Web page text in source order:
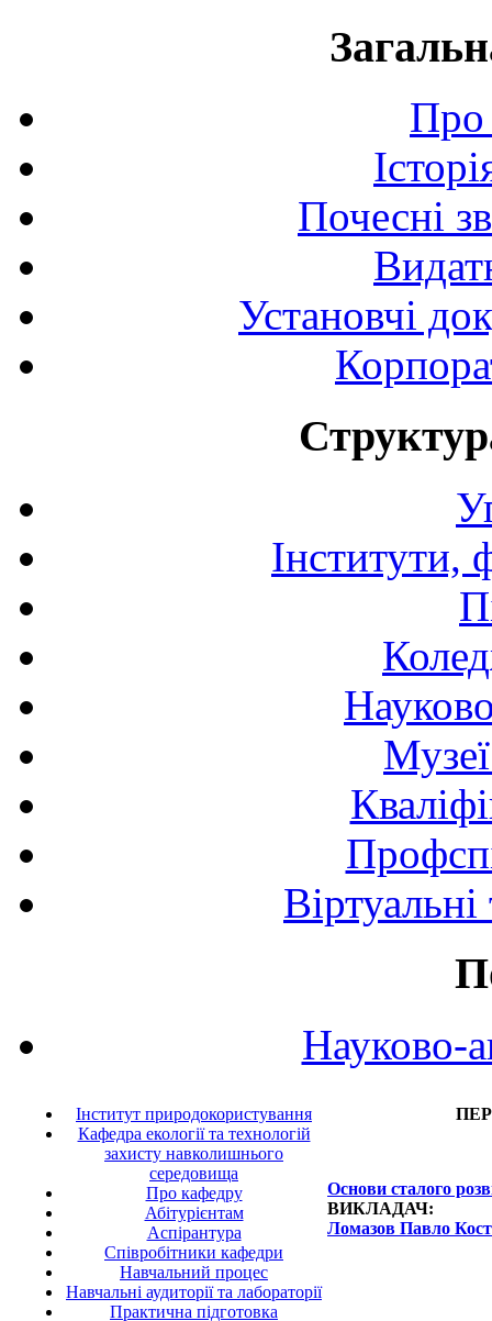
Про
Почесні
Установчі
Інститути,
Науково-
Інститут природокористування
Кафедра екології та технологій
захисту навколишнього
середовища
Про кафедру
Абітурієнтам
Аспірантура
Співробітники кафедри
Навчальний процес
Навчальні аудиторії та лабораторії
Практична підготовка
Основи сталого
ВИКЛАДАЧ:
Ломазов Павло